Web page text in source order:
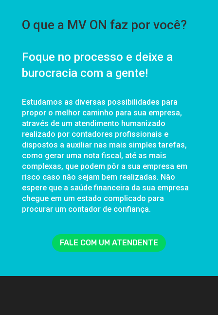
O que a MV ON faz por você?
Foque no processo e deixe a
burocracia com a gente!
Estudamos as diversas possibilidades para
propor o melhor caminho para sua empresa,
através de um atendimento humanizado
realizado por contadores profissionais e
dispostos a auxiliar nas mais simples tarefas,
como gerar uma nota fiscal, até as mais
complexas, que podem pôr a sua empresa em
risco caso não sejam bem realizadas. Não
espere que a saúde financeira da sua empresa
chegue em um estado complicado para
procurar um contador de confiança.
FALE COM UM ATENDENTE